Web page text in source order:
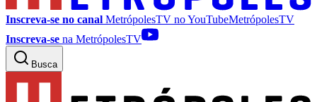
Inscreva-se no canal MetrópolesTV noYouTubeMetrópolesTV
Inscreva-se na MetrópolesTV
Busca